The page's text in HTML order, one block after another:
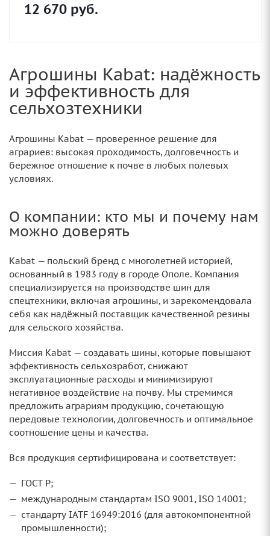
12 670 руб.
Агрошины Kabat: надёжность
и эффективность для
сельхозтехники
Агрошины Kabat — проверенное решение для
аграриев: высокая проходимость, долговечность и
бережное отношение к почве в любых полевых
условиях.
О компании: кто мы и почему нам
можно доверять
Kabat — польский бренд с многолетней историей,
основанный в 1983 году в городе Ополе. Компания
специализируется на производстве шин для
спецтехники, включая агрошины, и зарекомендовала
себя как надёжный поставщик качественной резины
для сельского хозяйства.
Миссия Kabat — создавать шины, которые повышают
эффективность сельхозработ, снижают
эксплуатационные расходы и минимизируют
негативное воздействие на почву. Мы стремимся
предложить аграриям продукцию, сочетающую
передовые технологии, долговечность и оптимальное
соотношение цены и качества.
Вся продукция сертифицирована и соответствует:
ГОСТ Р;
международным стандартам ISO 9001, ISO 14001;
стандарту IATF 16949:2016 (для автокомпонентной
промышленности);